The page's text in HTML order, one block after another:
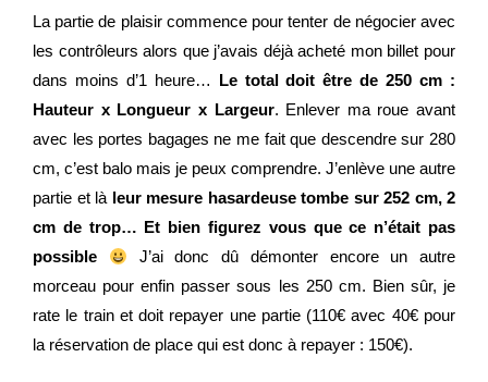
La partie de plaisir commence pour tenter de négocier avec
les contrôleurs alors que j’avais déjà acheté mon billet pour
dans moins d’1 heure… Le total doit être de 250 cm :
Hauteur x Longueur x Largeur. Enlever ma roue avant
avec les portes bagages ne me fait que descendre sur 280
cm, c’est balo mais je peux comprendre. J’enlève une autre
partie et là leur mesure hasardeuse tombe sur 252 cm, 2
cm de trop… Et bien figurez vous que ce n’était pas
possible
J’ai donc dû démonter encore un autre
morceau pour enfin passer sous les 250 cm. Bien sûr, je
rate le train et doit repayer une partie (110€ avec 40€ pour
la réservation de place qui est donc à repayer : 150€).